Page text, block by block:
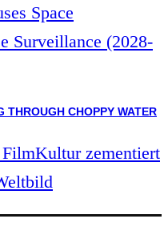
Space
Surveillance (2028-
zementiert